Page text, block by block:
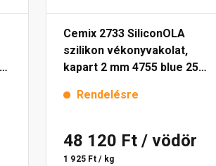
Cemix 2733 SiliconOLA
szilikon vékonyvakolat,
kapart 2 mm 4755 blue 25
Rendelésre
48 120 Ft / vödör
1 925 Ft / kg